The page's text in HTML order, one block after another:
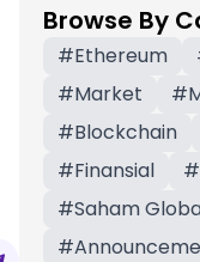
Browse By
#Ethereum
#Market #
#Blockchain
#Finansial #
#Saham
#